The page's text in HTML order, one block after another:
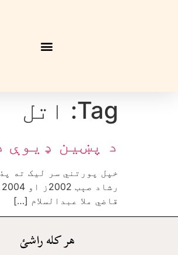
Tag: اتل
د پښين ډيوې
خپل پورتني سر ليک ته
قاضي ملا عبدالسلام […]
هر کله راشئ